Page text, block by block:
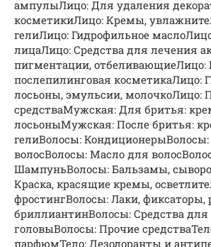
ампулыЛицо: Для удаления
косметикиЛицо: Кремы,
гелиЛицо: Гидрофильное
лицаЛицо: Средства для лечения
пигментации, отбеливающиеЛицо:
послепилинговая косметикаЛицо:
лосьоны, эмульсии, молочкоЛицо:
средстваМужская: Для бритья:
лосьоныМужская: После бритья:
гелиВолосы:
волосВолосы: Масло для
ШампуньВолосы: Бальзамы,
Краска, красящие кремы,
фростингВолосы: Лаки, фиксаторы,
бриллиантинВолосы: Средства
головыВолосы: Прочие
парфюмТело: Дезодоранты и